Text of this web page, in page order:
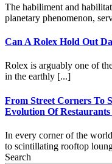
The habiliment and
planetary phenomenon,
Can A Rolex Hold Out
Rolex is arguably one of
in the earthly [...]
From Street Corners To
Evolution Of
In every corner of the
to scintillating rooftop
Search